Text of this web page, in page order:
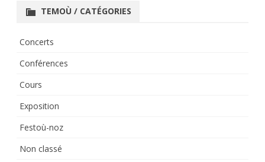
TEMOÙ / CATÉGORIES
Concerts
Conférences
Cours
Exposition
Festoù-noz
Non classé